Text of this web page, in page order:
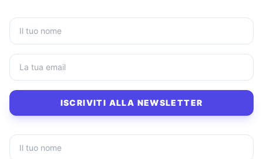
ISCRIVITI ALLA NEWSLETTER